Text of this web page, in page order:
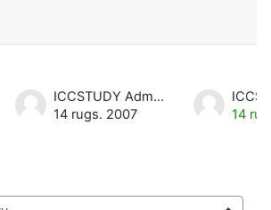
ICCSTUDY Admin User
14 rugs. 2007
14